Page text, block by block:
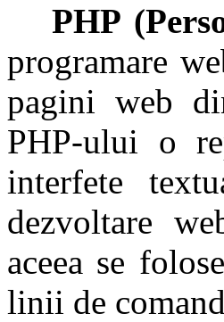
PHP
programare
pagini web
PHP-ului o
interfete
dezvoltare
aceea se
linii de